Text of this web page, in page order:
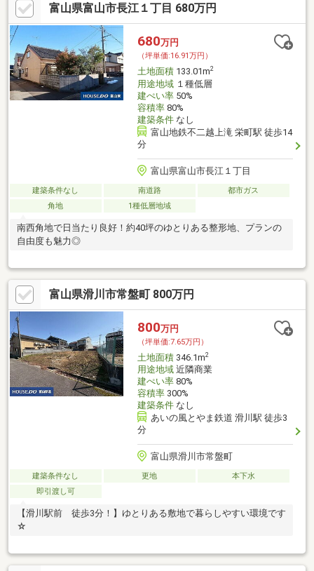
富山県富山市長江１丁目 680万円
680万円
（坪単価:16.91万円）
土地面積133.01m2
用途地域１種低層
建ぺい率50%
容積率80%
建築条件なし
富山地鉄不二越上滝 栄町駅 徒歩14
分
富山県富山市長江１丁目
建築条件なし 南道路
都市ガス
角地
1種低層地域
南西角地で日当たり良好！約40坪のゆとりある整形地、プランの
自由度も魅力◎
富山県滑川市常盤町 800万円
800万円
（坪単価:7.65万円）
土地面積346.1m2
用途地域近隣商業
建ぺい率80%
容積率300%
建築条件なし
あいの風とやま鉄道 滑川駅 徒歩3
分
富山県滑川市常盤町
建築条件なし 更地
本下水
即引渡し可
【滑川駅前 徒歩3分！】ゆとりある敷地で暮らしやすい環境です
☆